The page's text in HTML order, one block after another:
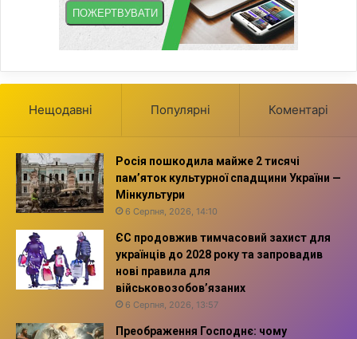
Нещодавні Популярні Коментарі
Росія пошкодила майже 2 тисячі
пам’яток культурної спадщини України —
Мінкультури
6 Серпня, 2026, 14:10
ЄС продовжив тимчасовий захист для
українців до 2028 року та запровадив
нові правила для
військовозобов’язаних
6 Серпня, 2026, 13:57
Преображення Господнє: чому